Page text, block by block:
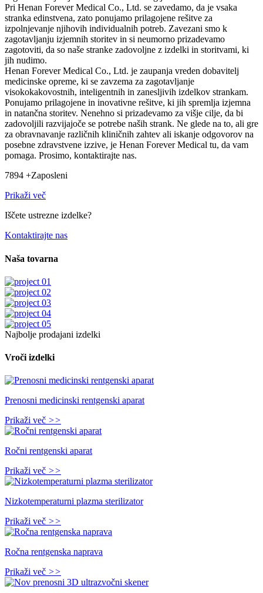
Pri Henan Forever Medical Co., Ltd. se zavedamo, da je vsaka
stranka edinstvena, zato ponujamo prilagojene rešitve za
izpolnjevanje njihovih individualnih potreb. Zavezani smo k
zagotavljanju izjemnih storitev in si neumorno prizadevamo
zagotoviti, da so naše stranke zadovoljne z izdelki in storitvami, ki
jih nudimo.
Henan Forever Medical Co., Ltd. je zaupanja vreden dobavitelj
medicinske opreme, ki se zavzema za zagotavljanje
visokokakovostnih, inteligentnih in zanesljivih izdelkov strankam.
Ponujamo prilagojene in inovativne rešitve, ki jih spremlja izjemna
in natančna storitev. Nenehno si prizadevamo za višje cilje, da bi
zadovoljili razvijajoče se potrebe naših strank. Ne glede na to, ali gre
za obravnavanje različnih kliničnih zahtev ali iskanje odgovorov na
posebne zdravstvene izzive, je Henan Forever Medical tu, da vam
pomaga. Prosimo, kontaktirajte nas.
7894 +Zaposleni
Prikaži več
Iščete ustrezne izdelke?
Kontaktirajte nas
Naša tovarna
Najbolje prodajani izdelki
Vroči izdelki
Prenosni medicinski rentgenski aparat
Prikaži več >>
Ročni rentgenski aparat
Prikaži več >>
Nizkotemperaturni plazma sterilizator
Prikaži več >>
Ročna rentgenska naprava
Prikaži več >>